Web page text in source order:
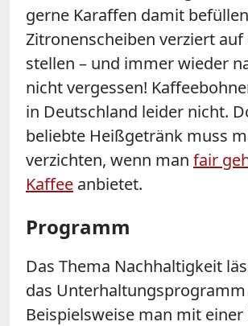
gerne Karaffen damit
Zitronenscheiben verziert auf
stellen – und immer wieder
nicht vergessen!
in Deutschland leider nicht.
beliebte Heißgetränk muss
verzichten, wenn man fair
Kaffee anbietet.
Programm
Das Thema Nachhaltigkeit
das
Beispielsweise man mit einer